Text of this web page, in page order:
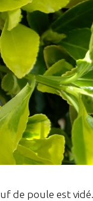
de poule est vidé.